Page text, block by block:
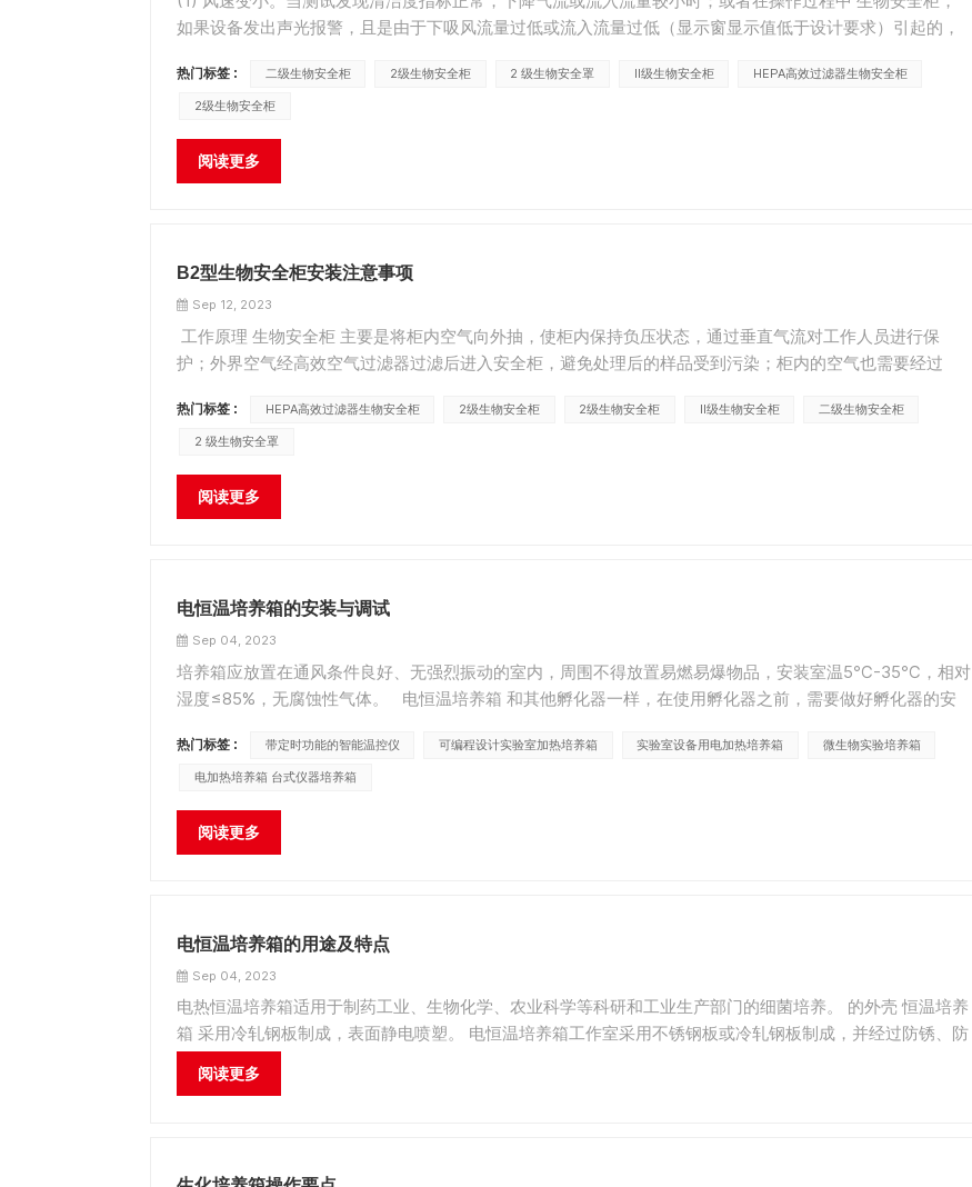
如果设备发出声光报警，且是由于下吸风流量过低或流入流量过低（显示窗显示值低于设计要求）引起的，
换过滤器。 (...
热门标签 : 二级生物安全柜 2级生物安全柜 2 级生物安全罩 II级生物安全柜 HEPA高效过滤器生物安全柜
2级生物安全柜
阅读更多
B2型生物安全柜安装注意事项
Sep 12, 2023
工作原理 生物安全柜 主要是将柜内空气向外抽，使柜内保持负压状态，通过垂直气流对工作人员进行保
护；外界空气经高效空气过滤器过滤后进入安全柜，避免处理后的样品受到污染；柜内的空气也需要经过
有一定的要求。&...
热门标签 : HEPA高效过滤器生物安全柜 2级生物安全柜 2级生物安全柜 II级生物安全柜 二级生物安全柜
2 级生物安全罩
阅读更多
电恒温培养箱的安装与调试
Sep 04, 2023
培养箱应放置在通风条件良好、无强烈振动的室内，周围不得放置易燃易爆物品，安装室温5℃-35℃，相对
湿度≤85%，无腐蚀性气体。 电恒温培养箱 和其他孵化器一样，在使用孵化器之前，需要做好孵化器的安
热门标签 : 带定时功能的智能温控仪 可编程设计实验室加热培养箱 实验室设备用电加热培养箱 微生物实验培养箱
电加热培养箱 台式仪器培养箱
阅读更多
电恒温培养箱的用途及特点
Sep 04, 2023
电热恒温培养箱适用于制药工业、生物化学、农业科学等科研和工业生产部门的细菌培养。 的外壳 恒温培养
箱 采用冷轧钢板制成，表面静电喷塑。 电恒温培养箱工作室采用不锈钢板或冷轧钢板制成，并经过防锈、防
腐处理。 智能温控仪采用PID控制程序，大型数字显示屏，触摸式操作按钮，并具有超温报警功能。...
阅读更多